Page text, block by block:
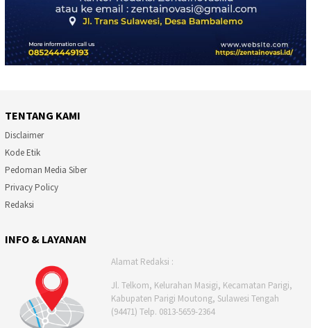
TENTANG KAMI
Disclaimer
Kode Etik
Pedoman Media Siber
Privacy Policy
Redaksi
INFO & LAYANAN
Alamat Redaksi :
Jl. Telkom, Kelurahan Masigi, Kecamatan Parigi,
Kabupaten Parigi Moutong, Sulawesi Tengah
(94471) Telp. 0813-5659-2364